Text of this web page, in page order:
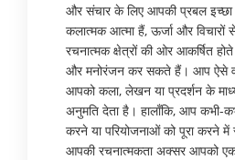
और संचार के लिए आपकी प्रबल इच्छा
कलात्मक आत्मा हैं, ऊर्जा और
रचनात्मक क्षेत्रों की ओर आकर्षित
और मनोरंजन कर सकते हैं। आप ऐसे
आपको कला, लेखन या प्रदर्शन के
अनुमति देता है। हालाँकि, आप कभी-
करने या परियोजनाओं को पूरा करने
आपकी रचनात्मकता अक्सर आपको एक